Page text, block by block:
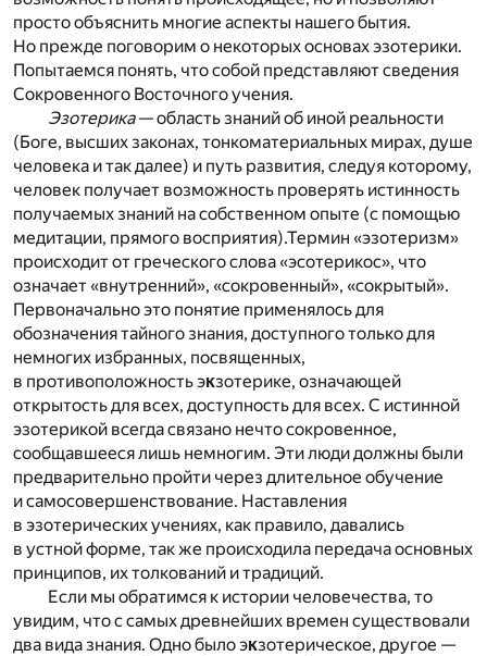
просто объяснить многие аспекты нашего бытия.
Но прежде поговорим о некоторых основах эзотерики.
Попытаемся понять, что собой представляют сведения
Сокровенного Восточного учения.
Эзотерика— область знаний об иной реальности
(Боге, высших законах, тонкоматериальных мирах, душе
человека и так далее) и путь развития, следуя которому,
человек получает возможность проверять истинность
получаемых знаний на собственном опыте (с помощью
медитации, прямого восприятия).Термин «эзотеризм»
происходит от греческого слова «эсотерикос», что
означает «внутренний», «сокровенный», «сокрытый».
Первоначально это понятие применялось для
обозначения тайного знания, доступного только для
немногих избранных, посвященных,
в противоположность экзотерике, означающей
открытость для всех, доступность для всех. С истинной
эзотерикой всегда связано нечто сокровенное,
сообщавшееся лишь немногим. Эти люди должны были
предварительно пройти через длительное обучение
и самосовершенствование. Наставления
в эзотерических учениях, как правило, давались
в устной форме, так же происходила передача основных
принципов, их толкований и традиций.
Если мы обратимся к истории человечества, то
увидим, что с самых древнейших времен существовали
два вида знания. Одно было экзотерическое, другое —